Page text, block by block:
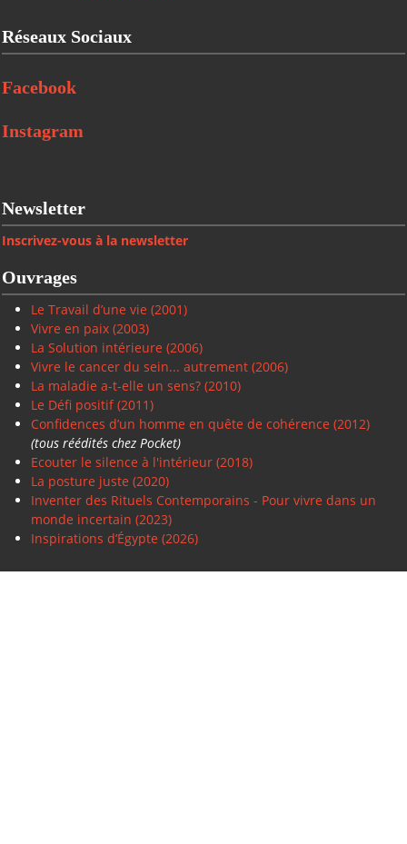
Réseaux Sociaux
Facebook
Instagram
Newsletter
Inscrivez-vous à la newsletter
Ouvrages
Le Travail d’une vie (2001)
Vivre en paix (2003)
La Solution intérieure (2006)
Vivre le cancer du sein... autrement (2006)
La maladie a-t-elle un sens? (2010)
Le Défi positif(2011)
Confidences d’un homme en quête de cohérence (2012)
(tous réédités chez Pocket)
Ecouter le silence à l'intérieur (2018)
La posture juste (2020)
Inventer des Rituels Contemporains - Pour vivre dans un
monde incertain (2023)
Inspirations d’Égypte (2026)